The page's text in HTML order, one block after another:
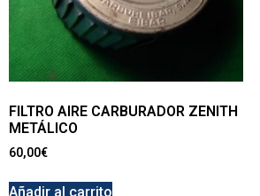
FILTRO AIRE CARBURADOR ZENITH
METÁLICO
60,00€
Añadir al carrito